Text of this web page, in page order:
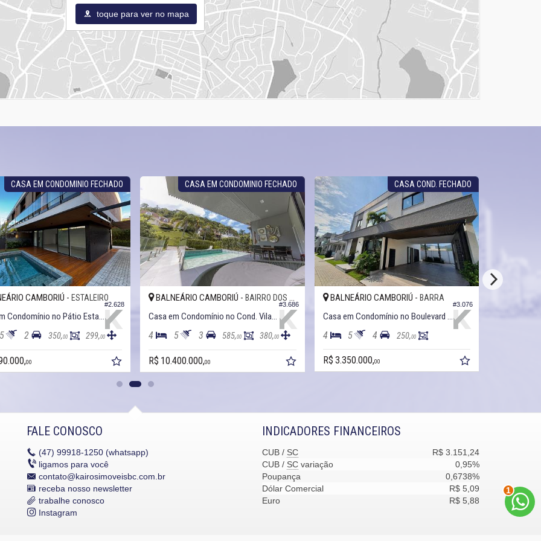
toque para ver no mapa
CASA EM CONDOMINIO FECHADO
#2.628
CAMBORIÚ - ESTALEIRO
Casa em Condomínio no Pátio Estaleiro
5 2 350,00 299,00
00
CASA EM CONDOMINIO FECHADO
#3.686
BALNEÁRIO CAMBORIÚ - BAIRRO DOS ESTADOS
Casa em Condomínio no Cond. Vila Rica
4 5 3 585,00 380,00
R$ 10.400.000,00
CASA COND. FECHADO
#3.076
BALNEÁRIO CAMBORIÚ - BARRA
Casa em Condomínio no Boulevard da Barra
4 5 4 250,00
R$ 3.350.000,00
FALE CONOSCO
(47) 99918-1250 (whatsapp)
ligamos para você
contato@kairosimoveisbc.com.br
receba nosso newsletter
trabalhe conosco
Instagram
INDICADORES FINANCEIROS
CUB / SC
R$ 3.151,24
CUB / SC variação
0,95%
Poupança
0,6738%
Dólar Comercial
R$ 5,09
Euro
R$ 5,88